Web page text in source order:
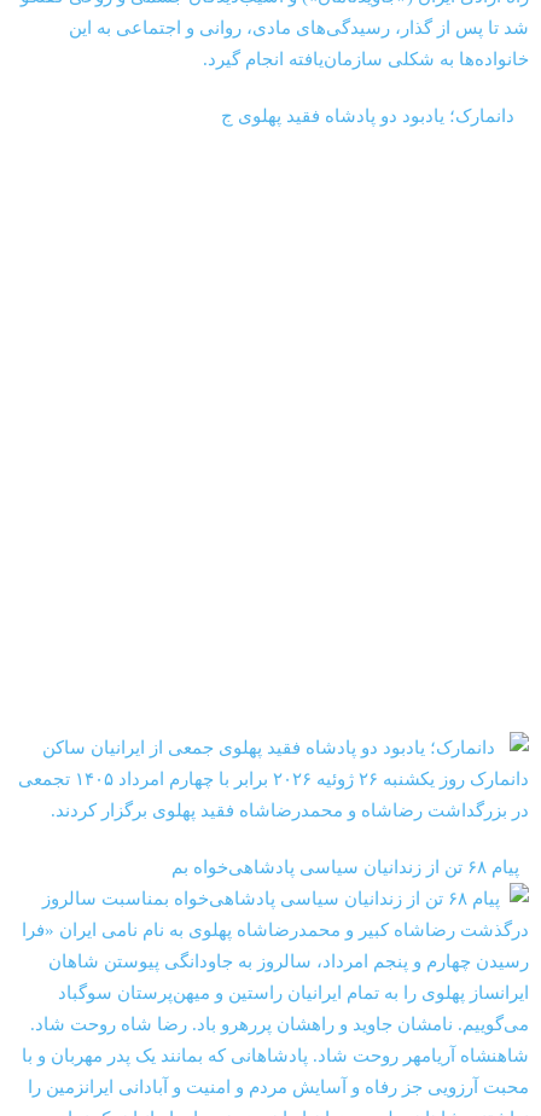
‏‏‏ ‏‏ ‏ دانمارک؛ یادبود دو پادشاه فقید پهلوی ج
‏‏ ‏ پیام ۶۸ تن از زندانیان سیاسی پادشاهی‌خواه بم